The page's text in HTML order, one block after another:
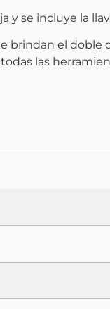
y se incluye la
brindan el
las